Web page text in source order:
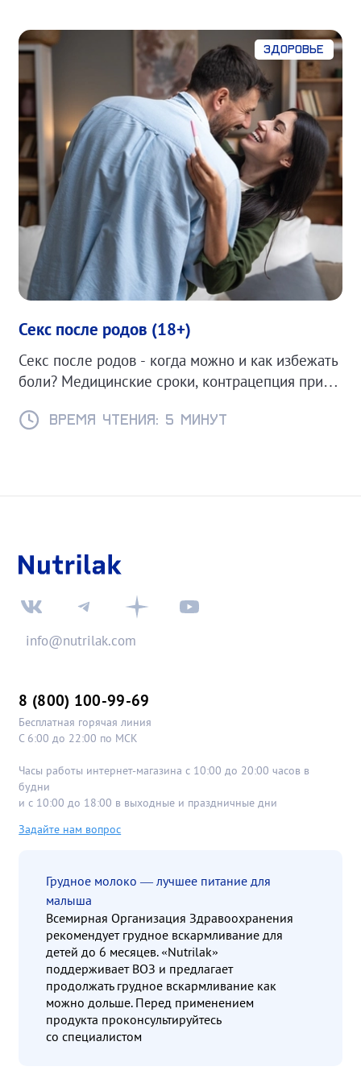
Здоровье
Секс после родов (18+)
Секс после родов - когда можно и как избежать
боли? Медицинские сроки, контрацепция при
интимной жизни.
Время чтения: 5 минут
info@nutrilak.com
8 (800) 100-99-69
Бесплатная горячая линия
С 6:00 до 22:00 по МСК
Часы работы интернет-магазина с 10:00 до 20:00 часов в
будни
и с 10:00 до 18:00 в выходные и праздничные дни
Задайте нам вопрос
Грудное молоко — лучшее питание для
малыша
Всемирная Организация Здравоохранения
рекомендует грудное вскармливание для
детей до 6 месяцев. «Nutrilak»
поддерживает ВОЗ и предлагает
продолжать грудное вскармливание как
можно дольше. Перед применением
продукта проконсультируйтесь
со специалистом